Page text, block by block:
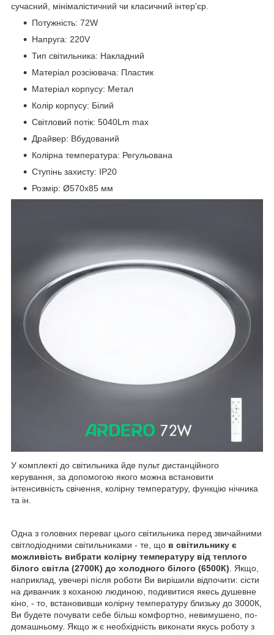
сучасний, мінімалістичний чи класичний інтер'єр.
Потужність: 72W
Напруга: 220V
Тип світильника: Накладний
Матеріал розсіювача: Пластик
Матеріал корпусу: Метал
Колір корпусу: Білий
Світловий потік: 5040Lm max
Драйвер: Вбудований
Колірна температура: Регульована
Ступінь захисту: IP20
Розмір: Ø570х85 мм
У комплекті до світильника йде пульт дистанційного
керування, за допомогою якого можна встановити
інтенсивність свічення, колірну температуру, функцію нічника
та ін.
Одна з головних переваг цього світильника перед звичайними
світлодіодними світильниками - те, що в світильнику є
можливість вибрати колірну температуру від теплого
білого світла (2700К) до холодного білого (6500К) . Якщо,
наприклад, увечері після роботи Ви вирішили відпочити: сісти
на диванчик з коханою людиною, подивитися якесь душевне
кіно, - то, встановивши колірну температуру близьку до 3000К,
Ви будете почувати себе більш комфортно, невимушено, по-
домашньому. Якщо ж є необхідність виконати якусь роботу з